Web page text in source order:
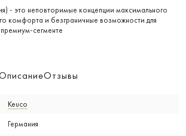
- это неповторимые концепции максимального
комфорта и безграничные возможности для
сегменте
Отзывы
Keuco
Германия